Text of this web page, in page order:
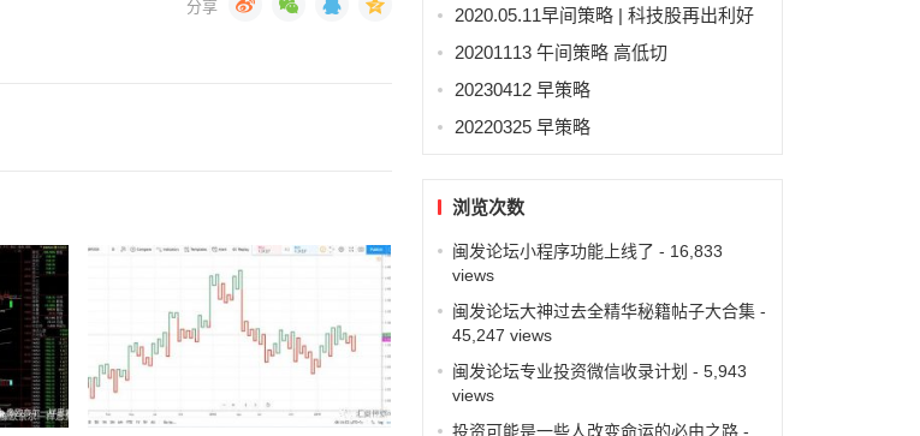
2020.05.11早间策略 | 科技股再出利好
20201113 午间策略 高低切
20230412 早策略
20220325 早策略
浏览次数
闽发论坛小程序功能上线了 - 16,833
views
闽发论坛大神过去全精华秘籍帖子大合集-
45,247 views
闽发论坛专业投资微信收录计划 - 5,943
views
投资可能是一些人改变命运的必由之路-